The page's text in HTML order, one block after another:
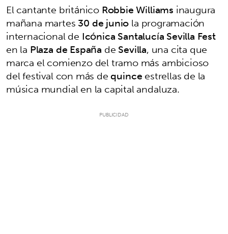
El cantante británicoRobbie Williams inaugura
mañana martes30 de juniola programación
internacional de Icónica Santalucía Sevilla Fest
en la Plaza de España deSevilla, una cita que
marca el comienzo del tramo más ambicioso
del festival con más dequinceestrellas de la
música mundial en la capital andaluza.